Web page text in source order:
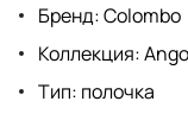
Бренд: Colombo
Коллекция:
Тип: полочка